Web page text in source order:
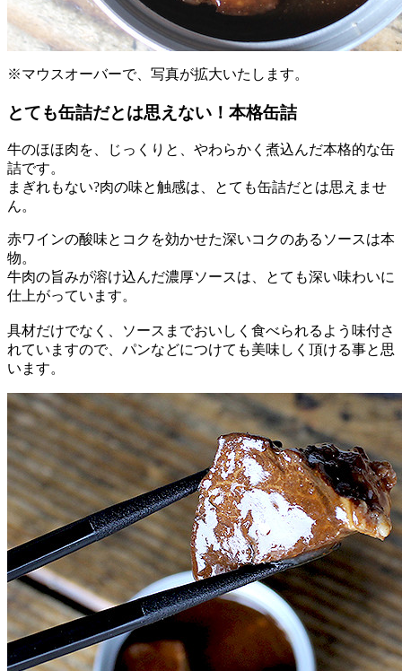
※マウスオーバーで、写真が拡大いたします。
とても缶詰だとは思えない！本格缶詰
牛のほほ肉を、じっくりと、やわらかく煮込んだ本格的な缶
詰です。
まぎれもない?肉の味と触感は、とても缶詰だとは思えませ
ん。
赤ワインの酸味とコクを効かせた深いコクのあるソースは本
物。
牛肉の旨みが溶け込んだ濃厚ソースは、とても深い味わいに
仕上がっています。
具材だけでなく、ソースまでおいしく食べられるよう味付さ
れていますので、パンなどにつけても美味しく頂ける事と思
います。